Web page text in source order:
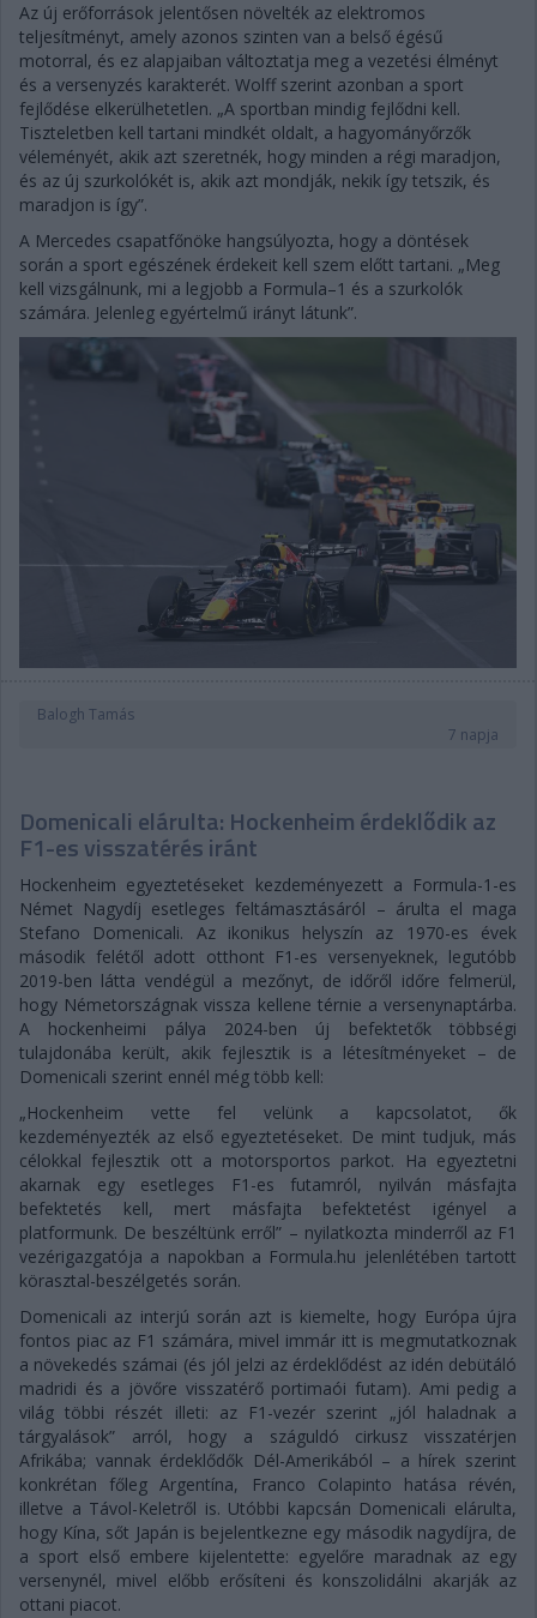
Az új erőforrások jelentősen növelték az elektromos
teljesítményt, amely azonos szinten van a belső égésű
motorral, és ez alapjaiban változtatja meg a vezetési élményt
és a versenyzés karakterét. Wolff szerint azonban a sport
fejlődése elkerülhetetlen. „A sportban mindig fejlődni kell.
Tiszteletben kell tartani mindkét oldalt, a hagyományőrzők
véleményét, akik azt szeretnék, hogy minden a régi maradjon,
és az új szurkolókét is, akik azt mondják, nekik így tetszik, és
maradjon is így”.
A Mercedes csapatfőnöke hangsúlyozta, hogy a döntések
során a sport egészének érdekeit kell szem előtt tartani. „Meg
kell vizsgálnunk, mi a legjobb a Formula–1 és a szurkolók
számára. Jelenleg egyértelmű irányt látunk”.
Balogh Tamás
7 napja
Domenicali elárulta: Hockenheim érdeklődik az
F1-es visszatérés iránt
Hockenheim egyeztetéseket kezdeményezett a Formula-1-es
Német Nagydíj esetleges feltámasztásáról – árulta el maga
Stefano Domenicali. Az ikonikus helyszín az 1970-es évek
második felétől adott otthont F1-es versenyeknek, legutóbb
2019-ben látta vendégül a mezőnyt, de időről időre felmerül,
hogy Németországnak vissza kellene térnie a versenynaptárba.
A hockenheimi pálya 2024-ben új befektetők többségi
tulajdonába került, akik fejlesztik is a létesítményeket – de
Domenicali szerint ennél még több kell:
„Hockenheim vette fel velünk a kapcsolatot, ők
kezdeményezték az első egyeztetéseket. De mint tudjuk, más
célokkal fejlesztik ott a motorsportos parkot. Ha egyeztetni
akarnak egy esetleges F1-es futamról, nyilván másfajta
befektetés kell, mert másfajta befektetést igényel a
platformunk. De beszéltünk erről” – nyilatkozta minderről az F1
vezérigazgatója a napokban a Formula.hu jelenlétében tartott
körasztal-beszélgetés során.
Domenicali az interjú során azt is kiemelte, hogy Európa újra
fontos piac az F1 számára, mivel immár itt is megmutatkoznak
a növekedés számai (és jól jelzi az érdeklődést az idén debütáló
madridi és a jövőre visszatérő portimaói futam). Ami pedig a
világ többi részét illeti: az F1-vezér szerint „jól haladnak a
tárgyalások” arról, hogy a száguldó cirkusz visszatérjen
Afrikába; vannak érdeklődők Dél-Amerikából – a hírek szerint
konkrétan főleg Argentína, Franco Colapinto hatása révén,
illetve a Távol-Keletről is. Utóbbi kapcsán Domenicali elárulta,
hogy Kína, sőt Japán is bejelentkezne egy második nagydíjra, de
a sport első embere kijelentette: egyelőre maradnak az egy
versenynél, mivel előbb erősíteni és konszolidálni akarják az
ottani piacot.